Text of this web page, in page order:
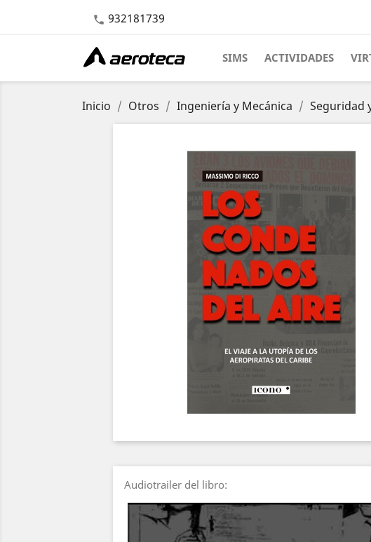
 932181739
SIMS ACTIVIDADES
Inicio Otros Ingeniería y Mecánica Seguridad
Audiotrailer del libro:
Video